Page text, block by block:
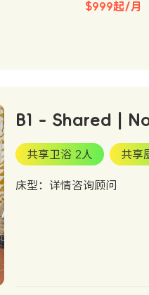
$999起/月
B1 - Shared |
共享卫浴 2人 共享
床型：详情咨询顾问